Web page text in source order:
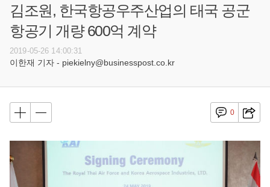
김조원, 한국항공우주산업의 태국 공군
항공기 개량 600억 계약
2019-05-26 14:00:31
이한재 기자 - piekielny@businesspost.co.kr
0